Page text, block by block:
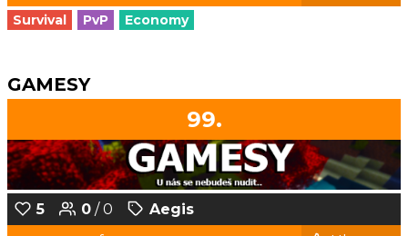
Survival PvP Economy
GAMESY
99.
5 0 / 0
Aegis